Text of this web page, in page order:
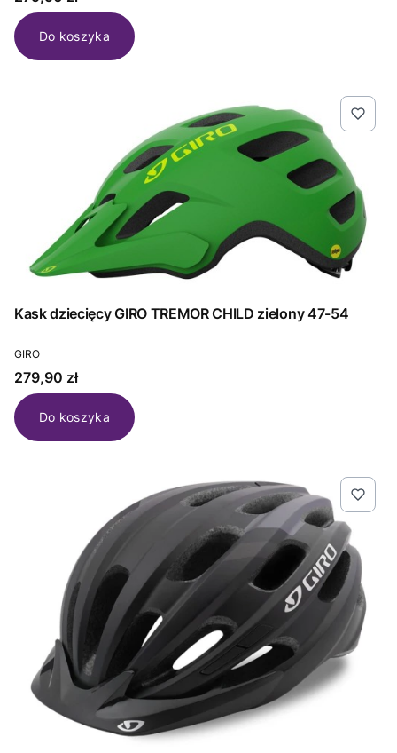
Do koszyka
Kask dziecięcy GIRO TREMOR CHILD zielony 47-54
PRODUCENT
GIRO
Cena
279,90 zł
Do koszyka